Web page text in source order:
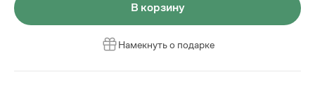
В корзину
Намекнуть о подарке